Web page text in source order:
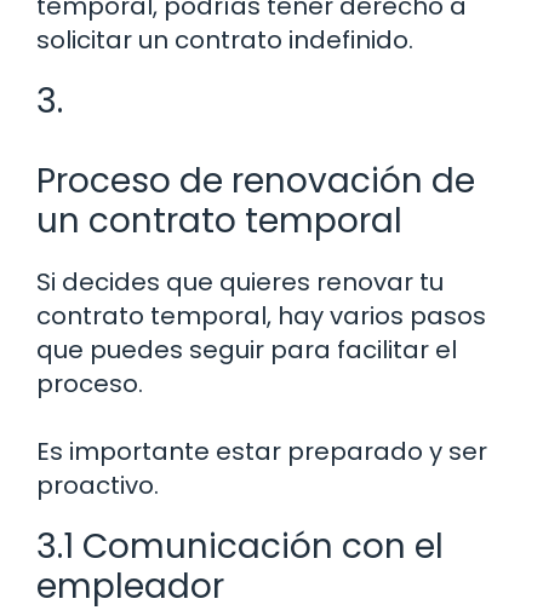
solicitar un contrato indefinido.
3.
Proceso de renovación de
un contrato temporal
Si decides que quieres renovar tu
contrato temporal, hay varios pasos
que puedes seguir para facilitar el
proceso.
Es importante estar preparado y ser
proactivo.
3.1 Comunicación con el
empleador